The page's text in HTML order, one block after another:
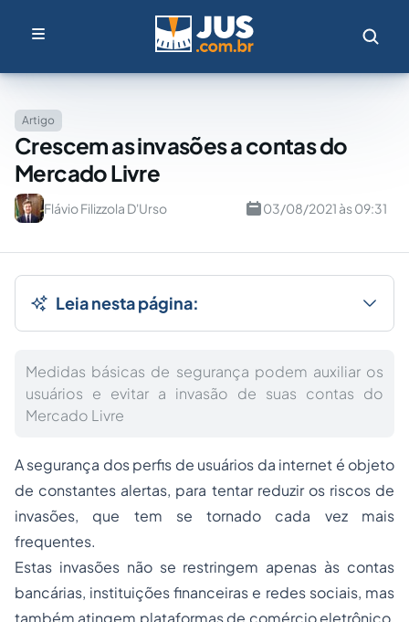
Artigo
Crescem as invasões a contas do
Mercado Livre
Flávio Filizzola D'Urso 03/08/2021 às 09:31
Leia nesta página:
Medidas básicas de segurança podem auxiliar os
usuários e evitar a invasão de suas contas do
Mercado Livre
A segurança dos perfis de usuários da internet é objeto
de constantes alertas, para tentar reduzir os riscos de
invasões, que tem se tornado cada vez mais
frequentes.
Estas invasões não se restringem apenas às contas
bancárias, instituições financeiras e redes sociais, mas
também atingem plataformas de comércio eletrônico,